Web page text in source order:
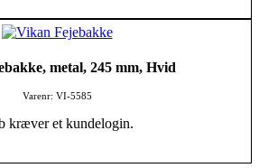
metal, 245 mm, Hvid
Varenr: VI-5585
kræver et kundelogin.